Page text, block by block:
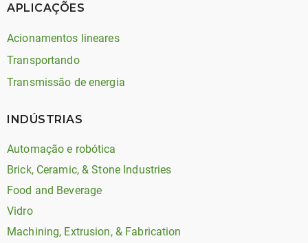
APLICAÇÕES
Acionamentos lineares
Transportando
Transmissão de energia
INDÚSTRIAS
Automação e robótica
Brick, Ceramic, & Stone Industries
Food and Beverage
Vidro
Machining, Extrusion, & Fabrication